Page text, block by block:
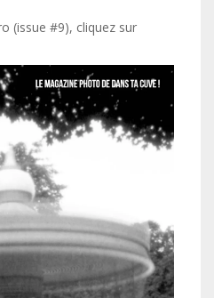
(issue #9), cliquez sur